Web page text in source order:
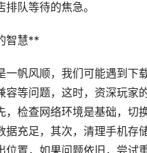
队等待的焦急。
智慧**
一帆风顺，我们可能遇到下
容等问题，这时，资深玩家
，检查网络环境是基础，切
据充足，其次，清理手机存